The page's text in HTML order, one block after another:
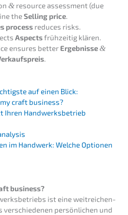
& resour­ce assess­ment (due
theSelling price.
process reduces risks.
Aspectsfrühzei­tig klären.
ensures better Ergeb­nis­se&
.
auf einen Blick:
craft business?
Ihren Handwerks­be­trieb
im Handwerk: Welche Optio­nen
business?
ist eine weitrei­chen­
verschie­de­nen persön­li­chen und